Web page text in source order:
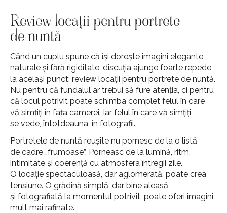
Review locații pentru portrete
de nuntă
Când un cuplu spune că își dorește imagini elegante,
naturale și fără rigiditate, discuția ajunge foarte repede
la același punct: review locații pentru portrete de nuntă.
Nu pentru că fundalul ar trebui să fure atenția, ci pentru
că locul potrivit poate schimba complet felul în care
vă simțiți în fața camerei. Iar felul în care vă simțiți
se vede, întotdeauna, în fotografii.
Portretele de nuntă reușite nu pornesc de la o listă
de cadre „frumoase”. Porneasc de la lumină, ritm,
intimitate și coerență cu atmosfera întregii zile.
O locație spectaculoasă, dar aglomerată, poate crea
tensiune. O grădină simplă, dar bine aleasă
și fotografiată la momentul potrivit, poate oferi imagini
mult mai rafinate.